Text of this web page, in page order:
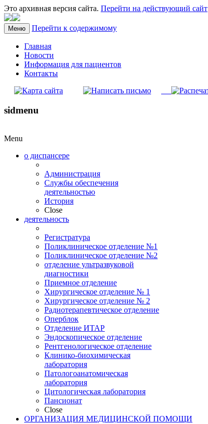
Это архивная версия сайта. Перейти на действующий сайт
Меню Перейти к содержимому
Главная
Новости
Информация для пациентов
Контакты
sidmenu
Menu
о диспансере
Администрация
Службы обеспечения
деятельностью
История
Close
деятельность
Регистратура
Поликлиническое отделение №1
Поликлиническое отделение №2
отделение ультразвуковой
диагностики
Приемное отделение
Хирургическое отделение № 1
Хирургическое отделение № 2
Радиотерапевтическое отделение
Оперблок
Отделение ИТАР
Эндоскопическое отделение
Рентгенологическое отделение
Клинико-биохимическая
лаборатория
Патологоанатомическая
лаборатория
Цитологическая лаборатория
Пансионат
Close
ОРГАНИЗАЦИЯ МЕДИЦИНСКОЙ ПОМОЩИ